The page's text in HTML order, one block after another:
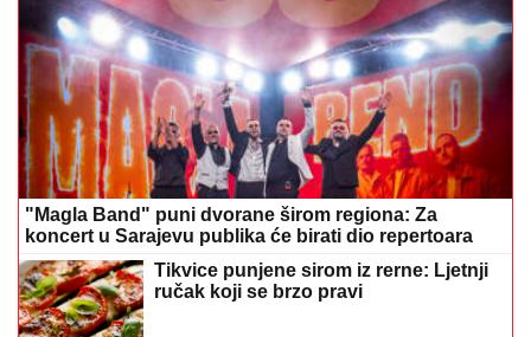
"Magla Band" puni dvorane širom regiona: Za
koncert u Sarajevu publika će birati dio repertoara
Tikvice punjene sirom iz rerne: Ljetnji
ručak koji se brzo pravi